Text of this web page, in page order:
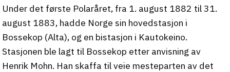
Under det første Polaråret, fra 1. august 1882 til 31.
august 1883, hadde Norge sin hovedstasjon i
Bossekop (Alta), og en bistasjon i Kautokeino.
Stasjonen ble lagt til Bossekop etter anvisning av
Henrik Mohn. Han skaffa til veie mesteparten av det